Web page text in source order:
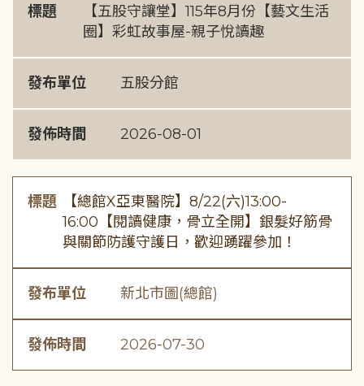
標題
【五股守讓堂】115年8月份【藝文生活
圈】彩虹故事屋-親子悅讀趣
發布單位 五股分館
發佈時間 2026-08-01
標題
【總館X亞東醫院】8/22(六)13:00-
16:00【閱讀健康，骨立全開】銀髮好筋骨
與關節防護守護日，歡迎踴躍參加！
發布單位 新北市圖(總館)
發佈時間 2026-07-30